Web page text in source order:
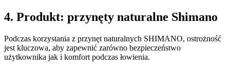
4. Produkt: przynęty naturalne Shimano
Podczas korzystania z przynęt naturalnych SHIMANO, ostrożność
jest kluczowa, aby zapewnić zarówno bezpieczeństwo
użytkownika jak i komfort podczas łowienia.